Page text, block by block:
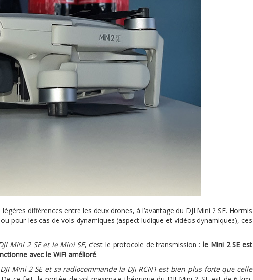
légères différences entre les deux drones, à l’avantage du DJI Mini 2 SE. Hormis
pour les cas de vols dynamiques (aspect ludique et vidéos dynamiques), ces
Mini 2 SE et le Mini SE, c’est le protocole de transmission : le Mini 2 SE est
avec le WiFi amélioré.
Mini 2 SE et sa radiocommande la DJI RCN1 est bien plus forte que celle